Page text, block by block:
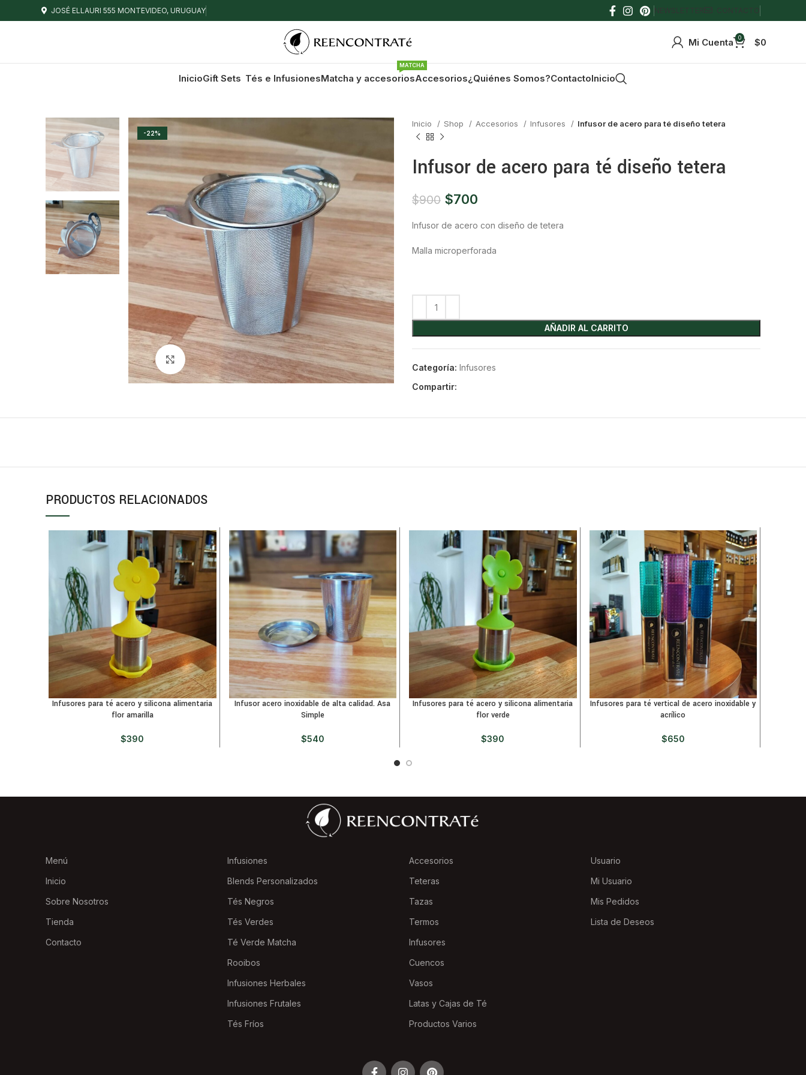
JOSÉ ELLAURI 555 MONTEVIDEO, URUGUAY NEWSLETTER CONTACTO
Mi Cuenta 0 $0
InicioGift Sets Tés e InfusionesMatcha y accesorios
MATCHA
Accesorios¿Quiénes Somos?ContactoInicio
-22%
Click para ampliar
Inicio Shop Accesorios Infusores Infusor de acero para té diseño tetera
Infusor de acero para té diseño tetera
$900 $700
Infusor de acero con diseño de tetera
Malla microperforada
AÑADIR AL CARRITO
Categoría: Infusores
Compartir:
PRODUCTOS RELACIONADOS
Infusores para té acero y silicona alimentaria
flor amarilla
$390
Infusor acero inoxidable de alta calidad. Asa
Simple
$540
Infusores para té acero y silicona alimentaria
flor verde
$390
Infusores para té vertical de acero inoxidable y
acrílico
$650
Menú
Inicio
Sobre Nosotros
Tienda
Contacto
Infusiones
Blends Personalizados
Tés Negros
Tés Verdes
Té Verde Matcha
Rooibos
Infusiones Herbales
Infusiones Frutales
Tés Fríos
Accesorios
Teteras
Tazas
Termos
Infusores
Cuencos
Vasos
Latas y Cajas de Té
Productos Varios
Usuario
Mi Usuario
Mis Pedidos
Lista de Deseos